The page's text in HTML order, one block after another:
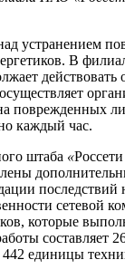
устранением
В
поврежденных
каждый час.
штаба «
последствий
сетевой
которые
составляет
442 единицы